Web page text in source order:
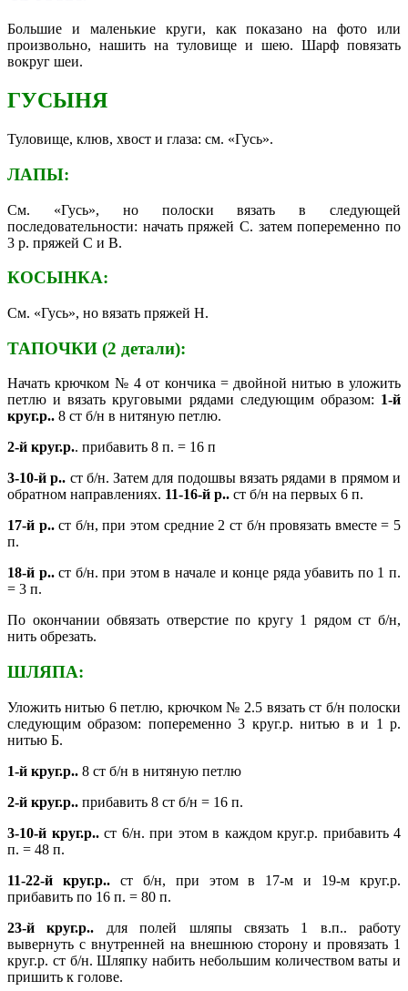
Большие и маленькие круги, как показано на фото или
произвольно, нашить на туловище и шею. Шарф повязать
вокруг шеи.
ГУСЫНЯ
Туловище, клюв, хвост и глаза: см. «Гусь».
ЛАПЫ:
См. «Гусь», но полоски вязать в следующей
последовательности: начать пряжей С. затем попеременно по
3 р. пряжей С и В.
КОСЫНКА:
См. «Гусь», но вязать пряжей Н.
ТАПОЧКИ (2 детали):
Начать крючком № 4 от кончика = двойной нитью в уложить
петлю и вязать круговыми рядами следующим образом: 1-й
круг.р.. 8 ст б/н в нитяную петлю.
2-й круг.р.. прибавить 8 п. = 16 п
3-10-й р.. ст б/н. Затем для подошвы вязать рядами в прямом и
обратном направлениях. 11-16-й р.. ст б/н на первых 6 п.
17-й р..ст б/н, при этом средние 2 ст б/н провязать вместе = 5
п.
18-й р..ст б/н. при этом в начале и конце ряда убавить по 1 п.
= 3 п.
По окончании обвязать отверстие по кругу 1 рядом ст б/н,
нить обрезать.
ШЛЯПА:
Уложить нитью 6 петлю, крючком № 2.5 вязать ст б/н полоски
следующим образом: попеременно 3 круг.р. нитью в и 1 р.
нитью Б.
1-й круг.р.. 8 ст б/н в нитяную петлю
2-й круг.р.. прибавить 8 ст б/н = 16 п.
3-10-й круг.р..ст 6/н. при этом в каждом круг.р. прибавить 4
п. = 48 п.
11-22-й круг.р..ст б/н, при этом в 17-м и 19-м круг.р.
прибавить по 16 п. = 80 п.
23-й круг.р.. для полей шляпы связать 1 в.п.. работу
вывернуть с внутренней на внешнюю сторону и провязать 1
круг.р. ст б/н. Шляпку набить небольшим количеством ваты и
пришить к голове.